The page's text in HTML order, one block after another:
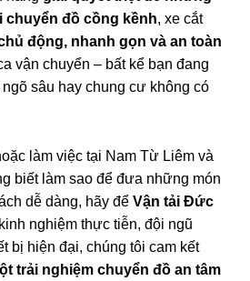
chuyển đồ cồng kềnh, xe cắt
động, nhanh gọn và an toàn
vận chuyển – bất kể bạn đang
sâu hay chung cư không có
làm việc tại Nam Từ Liêm và
biết làm sao để đưa những món
dễ dàng, hãy đểVận tải Đức
nghiệm thực tiễn, đội ngũ
bị hiện đại, chúng tôi cam kết
trải nghiệm chuyển đồ an tâm